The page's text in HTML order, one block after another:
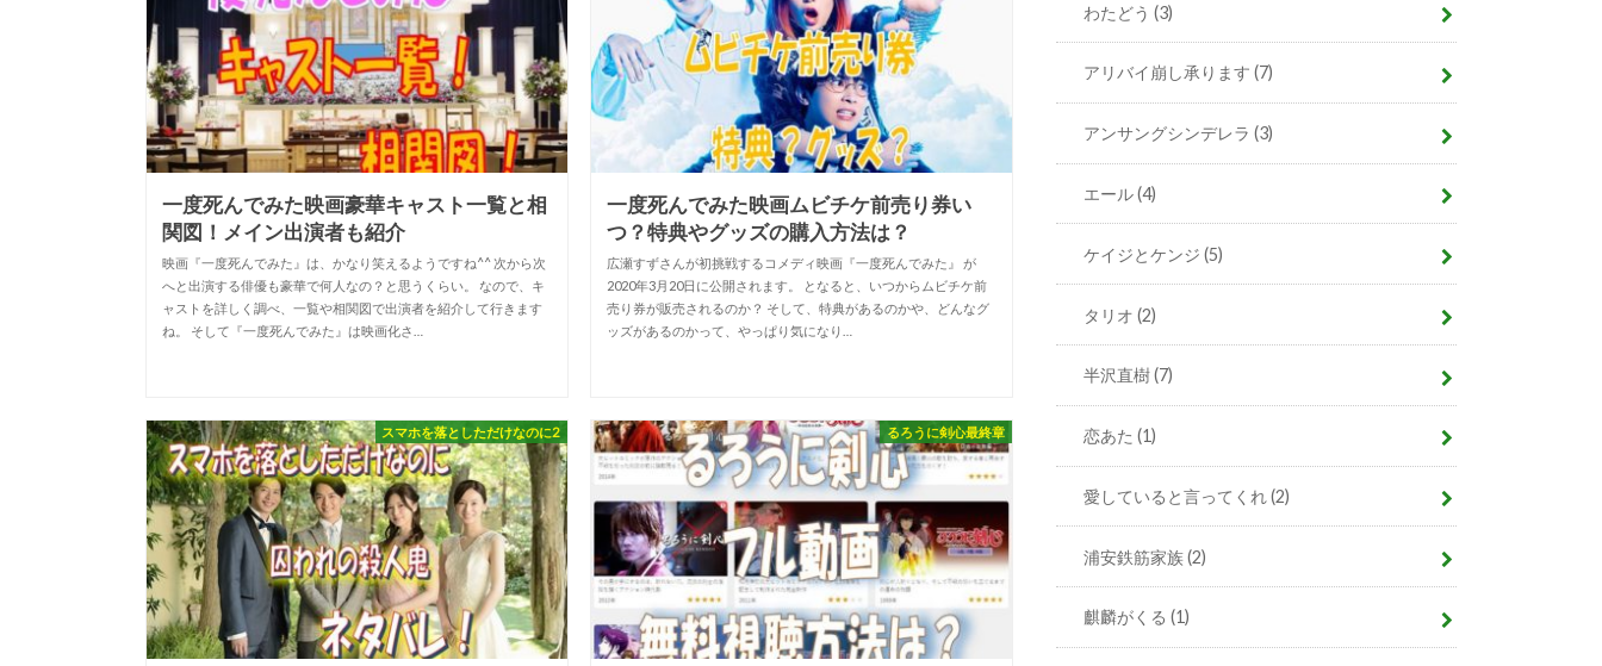
一度死んでみた映画豪華キャスト一覧と相
関図！メイン出演者も紹介
映画『一度死んでみた』は、かなり笑えるようですね^^ 次から次
へと出演する俳優も豪華で何人なの？と思うくらい。 なので、キ
ャストを詳しく調べ、一覧や相関図で出演者を紹介して行きます
ね。 そして『一度死んでみた』は映画化さ…
一度死んでみた映画ムビチケ前売り券い
つ？特典やグッズの購入方法は？
広瀬すずさんが初挑戦するコメディ映画『一度死んでみた』 が
2020年3月20日に公開されます。 となると、いつからムビチケ前
売り券が販売されるのか？ そして、特典があるのかや、どんなグ
ッズがあるのかって、やっぱり気になり…
スマホを落としただけなのに2 るろうに剣心最終章
わたどう(3)
アリバイ崩し承ります(7)
アンサングシンデレラ(3)
エール(4)
ケイジとケンジ(5)
タリオ(2)
半沢直樹(7)
恋あた(1)
愛していると言ってくれ(2)
浦安鉄筋家族(2)
麒麟がくる(1)